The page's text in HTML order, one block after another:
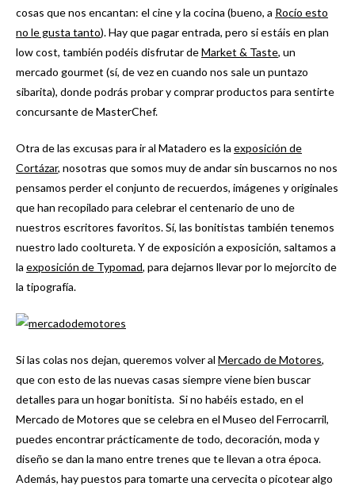
cosas que nos encantan: el cine y la cocina (bueno, a Rocío esto
no le gusta tanto). Hay que pagar entrada, pero si estáis en plan
low cost, también podéis disfrutar deMarket & Taste, un
mercado gourmet (sí, de vez en cuando nos sale un puntazo
sibarita), donde podrás probar y comprar productos para sentirte
concursante de MasterChef.
Otra de las excusas para ir al Matadero es la exposición de
Cortázar, nosotras que somos muy de andar sin buscarnos no nos
pensamos perder el conjunto de recuerdos, imágenes y originales
que han recopilado para celebrar el centenario de uno de
nuestros escritores favoritos. Sí, las bonitistas también tenemos
nuestro lado cooltureta. Y de exposición a exposición, saltamos a
la exposición de Typomad, para dejarnos llevar por lo mejorcito de
la tipografía.
Si las colas nos dejan, queremos volver al Mercado de Motores,
que con esto de las nuevas casas siempre viene bien buscar
detalles para un hogar bonitista. Si no habéis estado, en el
Mercado de Motores que se celebra en el Museo del Ferrocarril,
puedes encontrar prácticamente de todo, decoración, moda y
diseño se dan la mano entre trenes que te llevan a otra época.
Además, hay puestos para tomarte una cervecita o picotear algo